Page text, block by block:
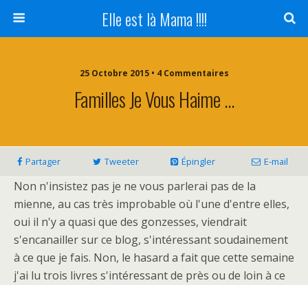
Elle est là Mama !!!!
25 Octobre 2015 • 4 Commentaires
Familles Je Vous Haime …
Partager Tweeter Épingler E-mail
Non n'insistez pas je ne vous parlerai pas de la
mienne, au cas très improbable où l'une d'entre elles,
oui il n'y a quasi que des gonzesses, viendrait
s'encanailler sur ce blog, s'intéressant soudainement
à ce que je fais. Non, le hasard a fait que cette semaine
j'ai lu trois livres s'intéressant de près ou de loin à ce